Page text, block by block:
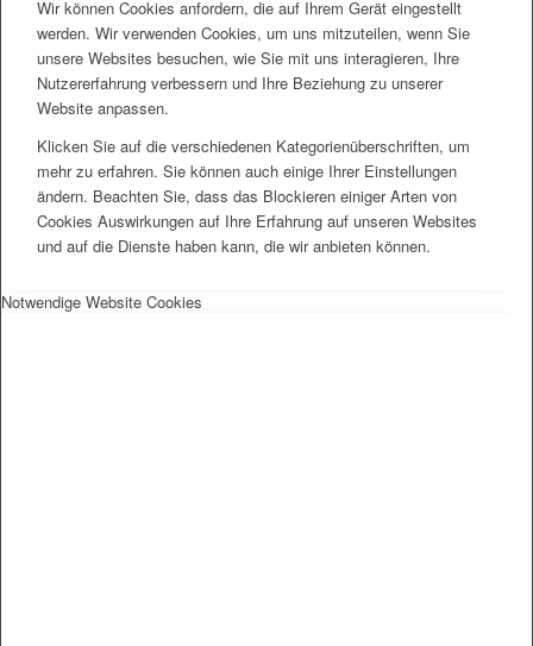
Wir können Cookies anfordern, die auf Ihrem Gerät eingestellt
werden. Wir verwenden Cookies, um uns mitzuteilen, wenn Sie
unsere Websites besuchen, wie Sie mit uns interagieren, Ihre
Nutzererfahrung verbessern und Ihre Beziehung zu unserer
Website anpassen.
Klicken Sie auf die verschiedenen Kategorienüberschriften, um
mehr zu erfahren. Sie können auch einige Ihrer Einstellungen
ändern. Beachten Sie, dass das Blockieren einiger Arten von
Cookies Auswirkungen auf Ihre Erfahrung auf unseren Websites
und auf die Dienste haben kann, die wir anbieten können.
Notwendige Website Cookies